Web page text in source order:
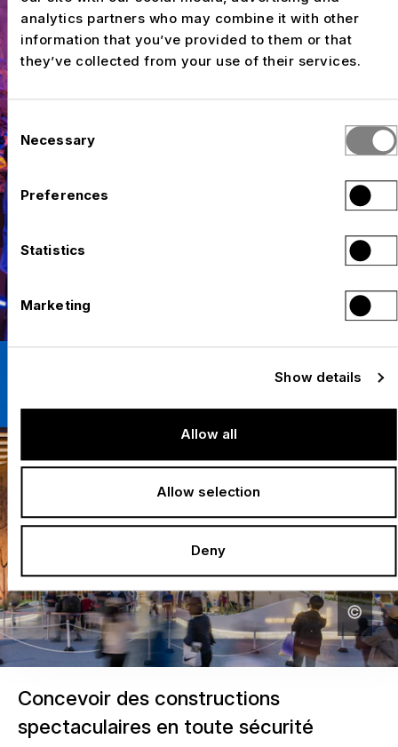
analytics partners who may combine it with other
information that you’ve provided to them or that
they’ve collected from your use of their services.
Consent
Selection
Necessary
Preferences
Statistics
Marketing
Show details
Allow all
Allow selection
Deny
Concevoir des constructions
spectaculaires en toute sécurité